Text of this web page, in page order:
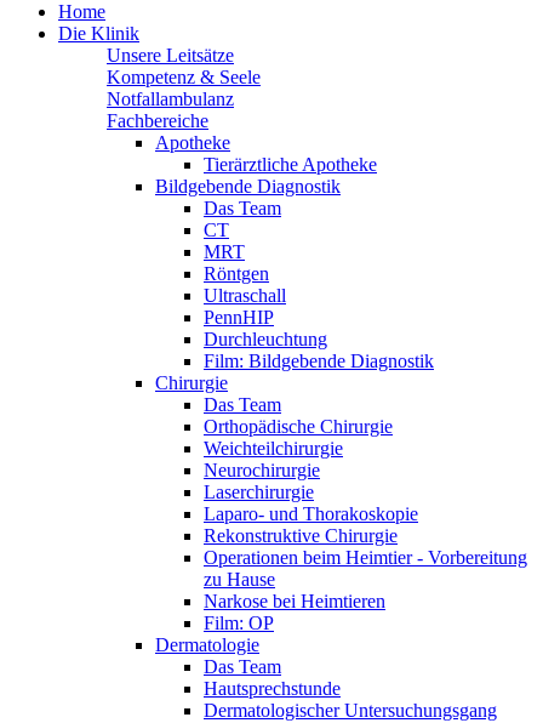
Home
Die Klinik
Unsere Leitsätze
Kompetenz & Seele
Notfallambulanz
Fachbereiche
Apotheke
Tierärztliche Apotheke
Bildgebende Diagnostik
Das Team
CT
MRT
Röntgen
Ultraschall
PennHIP
Durchleuchtung
Film: Bildgebende Diagnostik
Chirurgie
Das Team
Orthopädische Chirurgie
Weichteilchirurgie
Neurochirurgie
Laserchirurgie
Laparo- und Thorakoskopie
Rekonstruktive Chirurgie
Operationen beim Heimtier - Vorbereitung
zu Hause
Narkose bei Heimtieren
Film: OP
Dermatologie
Das Team
Hautsprechstunde
Dermatologischer Untersuchungsgang